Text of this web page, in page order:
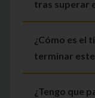
tras superar
¿Cómo es el
terminar
¿Tengo que